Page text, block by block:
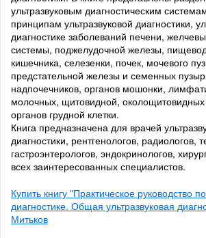
ультразвуковым диагностическим
принципам ультразвуковой диагностики,
диагностике заболеваний печени,
системы, поджелудочной железы,
кишечника, селезенки, почек, мочевого
предстательной железы и семенных
надпочечников, органов мошонки,
молочных, щитовидной,
органов грудной клетки.
Книга предназначена для врачей
диагностики, рентгенологов, радиологов,
гастроэнтерологов, эндокринологов,
всех заинтересованных специалистов.
Купить книгу "Практическое руководство
диагностике. Общая ультразвуковая
Митьков